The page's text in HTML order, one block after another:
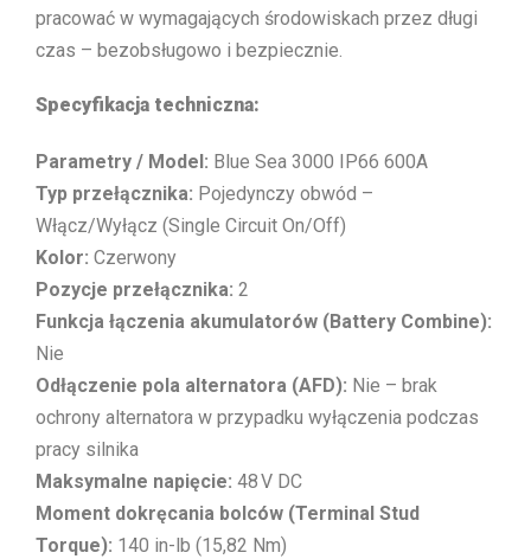
pracować w wymagających środowiskach przez długi
czas – bezobsługowo i bezpiecznie.
Specyfikacja techniczna:
Parametry / Model: Blue Sea 3000 IP66 600A
Typ przełącznika: Pojedynczy obwód –
Włącz/Wyłącz (Single Circuit On/Off)
Kolor: Czerwony
Pozycje przełącznika: 2
Funkcja łączenia akumulatorów (Battery Combine):
Nie
Odłączenie pola alternatora (AFD): Nie – brak
ochrony alternatora w przypadku wyłączenia podczas
pracy silnika
Maksymalne napięcie: 48 V DC
Moment dokręcania bolców (Terminal Stud
Torque): 140 in-lb (15,82 Nm)